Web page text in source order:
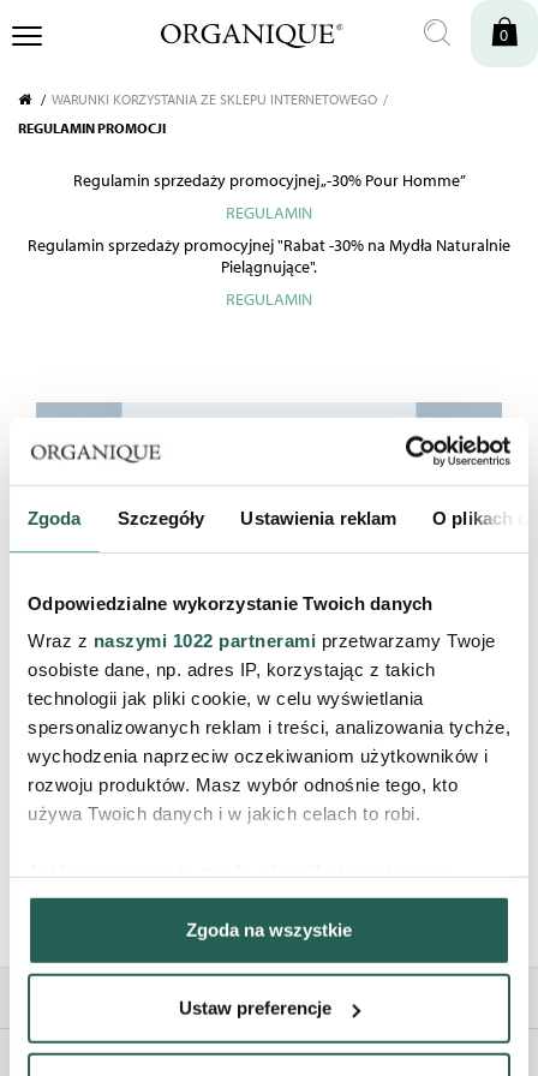
Zgoda Szczegóły Ustawienia reklam O plikach
Odpowiedzialne wykorzystanie Twoich danych
Wraz z naszymi 1022 partnerami przetwarzamy Twoje
osobiste dane, np. adres IP, korzystając z takich
technologii jak pliki cookie, w celu wyświetlania
spersonalizowanych reklam i treści, analizowania tychże,
wychodzenia naprzeciw oczekiwaniom użytkowników i
rozwoju produktów. Masz wybór odnośnie tego, kto
używa Twoich danych i w jakich celach to robi.
Gromadzić dane dotyczące Twojej lokalizacji
geograficznej z dokładnością nawet do kilku metrów
Identyfikować Twoje urządzenie, aktywnie analizując
czyli wirtualny odcisk palca)
Dowiedz się więcej odnośnie tego, jak Twoje osobiste
Zgoda na wszystkie
Ustaw preferencje
0
WARUNKI KORZYSTANIA ZE SKLEPU INTERNETOWEGO
REGULAMIN PROMOCJI
Regulamin sprzedaży promocyjnej „-30% Pour Homme”
REGULAMIN
Regulamin sprzedaży promocyjnej"Rabat -30% na Mydła Naturalnie
Pielągnujące".
REGULAMIN
NEWSLETTERA
Odbierz 10% rabatu na pierwsze
zakupy, otrzymuj informacje o
blisko nas ♥
ZAPISZ
Wyrażam zgodę na
przetwarzanie moich danych
osobowych.Poznaj politykę
Sklep i dostawa